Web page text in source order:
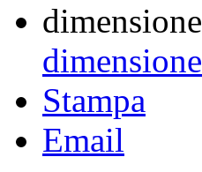
Stampa
Email